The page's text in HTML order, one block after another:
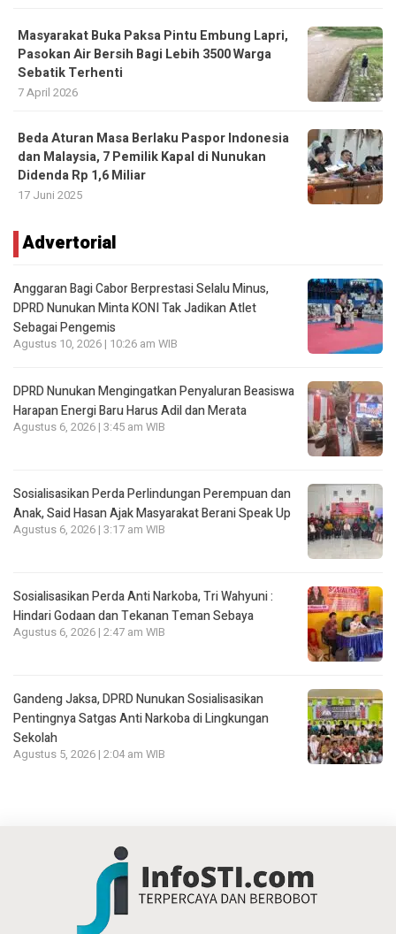
Masyarakat Buka Paksa Pintu Embung Lapri,
Pasokan Air Bersih Bagi Lebih 3500 Warga
Sebatik Terhenti
7 April 2026
Beda Aturan Masa Berlaku Paspor Indonesia
dan Malaysia, 7 Pemilik Kapal di Nunukan
Didenda Rp 1,6 Miliar
17 Juni 2025
Advertorial
Anggaran Bagi Cabor Berprestasi Selalu Minus,
DPRD Nunukan Minta KONI Tak Jadikan Atlet
Sebagai Pengemis
Agustus 10, 2026 | 10:26 am WIB
DPRD Nunukan Mengingatkan Penyaluran Beasiswa
Harapan Energi Baru Harus Adil dan Merata
Agustus 6, 2026 | 3:45 am WIB
Sosialisasikan Perda Perlindungan Perempuan dan
Anak, Said Hasan Ajak Masyarakat Berani Speak Up
Agustus 6, 2026 | 3:17 am WIB
Sosialisasikan Perda Anti Narkoba, Tri Wahyuni :
Hindari Godaan dan Tekanan Teman Sebaya
Agustus 6, 2026 | 2:47 am WIB
Gandeng Jaksa, DPRD Nunukan Sosialisasikan
Pentingnya Satgas Anti Narkoba di Lingkungan
Sekolah
Agustus 5, 2026 | 2:04 am WIB